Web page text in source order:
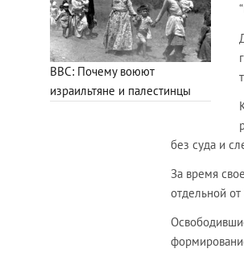
ВВС: Почему воюют
израильтяне и палестинцы
без суда и
За время
отдельной